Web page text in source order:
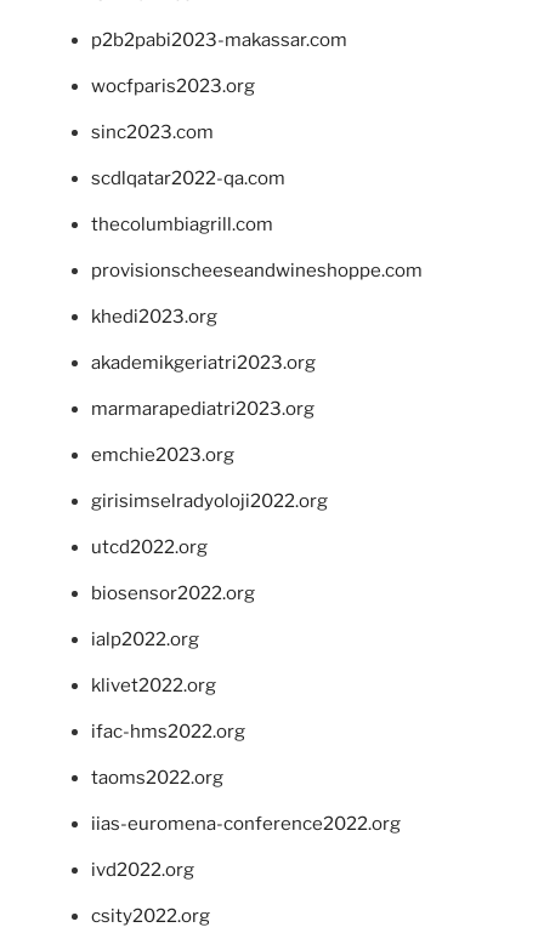
p2b2pabi2023-makassar.com
wocfparis2023.org
sinc2023.com
scdlqatar2022-qa.com
thecolumbiagrill.com
provisionscheeseandwineshoppe.com
khedi2023.org
akademikgeriatri2023.org
marmarapediatri2023.org
emchie2023.org
girisimselradyoloji2022.org
utcd2022.org
biosensor2022.org
ialp2022.org
klivet2022.org
ifac-hms2022.org
taoms2022.org
iias-euromena-conference2022.org
ivd2022.org
csity2022.org